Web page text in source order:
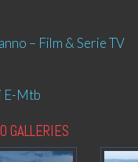
– Film & Serie TV
E-Mtb
GALLERIES